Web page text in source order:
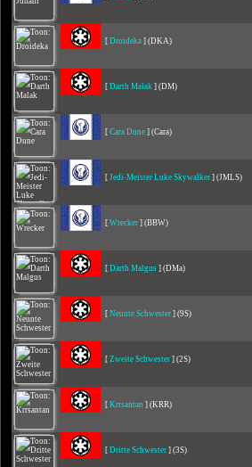
[ Droideka ] (DKA)
[ Darth Malak ] (DM)
[ Cara Dune ] (Cara)
[ Jedi-Meister Luke Skywalker ] (JMLS)
[ Wrecker ] (BBW)
[ Darth Malgus ] (DMa)
[ Neunte Schwester ] (9S)
[ Zweite Schwester ] (2S)
[ Krrsantan ] (KRR)
[ Dritte Schwester ] (3S)